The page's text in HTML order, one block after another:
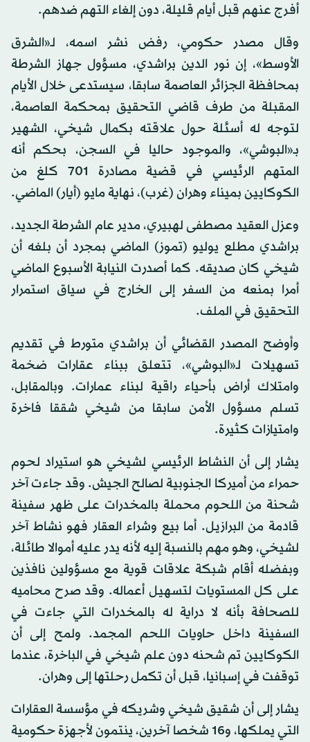
أفرج عنهم قبل أيام قليلة، دون إلغاء التهم ضدهم.
وقال مصدر حكومي، رفض نشر اسمه، لـ«الشرق
الأوسط»، إن نور الدين براشدي، مسؤول جهاز الشرطة
بمحافظة الجزائر العاصمة سابقا، سيستدعى خلال الأيام
المقبلة من طرف قاضي التحقيق بمحكمة العاصمة،
لتوجه له أسئلة حول علاقته بكمال شيخي، الشهير
بـ«البوشي»، والموجود حاليا في السجن، بحكم أنه
المتهم الرئيسي في قضية مصادرة 701 كلغ من
الكوكايين بميناء وهران (غرب)، نهاية مايو (أيار) الماضي.
وعزل العقيد مصطفى لهبيري، مدير عام الشرطة الجديد،
براشدي مطلع يوليو (تموز) الماضي بمجرد أن بلغه أن
شيخي كان صديقه. كما أصدرت النيابة الأسبوع الماضي
أمرا بمنعه من السفر إلى الخارج في سياق استمرار
التحقيق في الملف.
وأوضح المصدر القضائي أن براشدي متورط في تقديم
تسهيلات لـ«البوشي»، تتعلق ببناء عقارات ضخمة
وامتلاك أراض بأحياء راقية لبناء عمارات. وبالمقابل،
تسلم مسؤول الأمن سابقا من شيخي شققا فاخرة
وامتيازات كثيرة.
يشار إلى أن النشاط الرئيسي لشيخي هو استيراد لحوم
حمراء من أميركا الجنوبية لصالح الجيش. وقد جاءت آخر
شحنة من اللحوم محملة بالمخدرات على ظهر سفينة
قادمة من البرازيل. أما بيع وشراء العقار فهو نشاط آخر
لشيخي، وهو مهم بالنسبة إليه لأنه يدر عليه أموالا طائلة،
وبفضله أقام شبكة علاقات قوية مع مسؤولين نافذين
على كل المستويات لتسهيل أعماله. وقد صرح محاميه
للصحافة بأنه لا دراية له بالمخدرات التي جاءت في
السفينة داخل حاويات اللحم المجمد. ولمح إلى أن
الكوكايين تم شحنه دون علم شيخي في الباخرة، عندما
توقفت في إسبانيا، قبل أن تكمل رحلتها إلى وهران.
يشار إلى أن شقيق شيخي وشريكه في مؤسسة العقارات
التي يملكها، و16 شخصا آخرين، ينتمون لأجهزة حكومية